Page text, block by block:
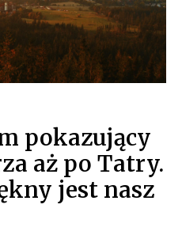
pokazujący
aż po Tatry.
jest nasz